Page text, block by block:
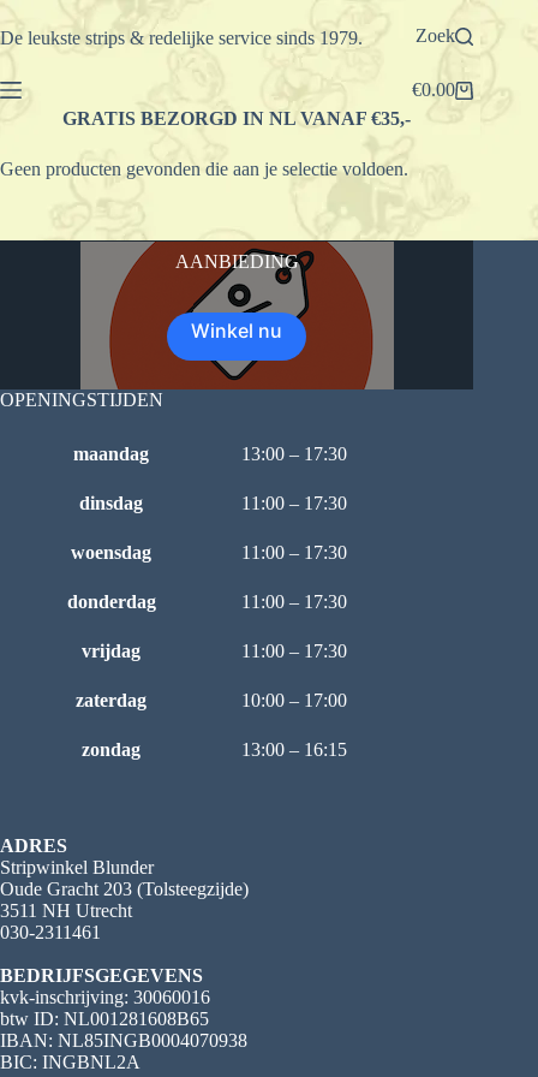
Ga
naar
De leukste strips & redelijke service sinds 1979. Zoek
Winkelwagen
€0.00
GRATIS BEZORGD IN NL VANAF €35,-
Geen producten gevonden die aan je selectie voldoen.
AANBIEDING
Winkel nu
OPENINGSTIJDEN
maandag 13:00 – 17:30
dinsdag 11:00 – 17:30
woensdag 11:00 – 17:30
donderdag 11:00 – 17:30
vrijdag 11:00 – 17:30
zaterdag 10:00 – 17:00
zondag 13:00 – 16:15
ADRES
Stripwinkel Blunder
Oude Gracht 203 (Tolsteegzijde)
3511 NH Utrecht
030-2311461
BEDRIJFSGEGEVENS
kvk-inschrijving: 30060016
btw ID: NL001281608B65
IBAN: NL85INGB0004070938
BIC: INGBNL2A